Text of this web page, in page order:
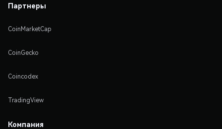
Партнеры
CoinMarketCap
CoinGecko
Coincodex
TradingView
Компания